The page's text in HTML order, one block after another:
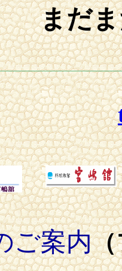
まだ
ご案内（